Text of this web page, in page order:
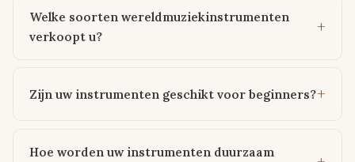
Welke soorten wereldmuziekinstrumenten
verkoopt u?
Zijn uw instrumenten geschikt voor beginners?
Hoe worden uw instrumenten duurzaam